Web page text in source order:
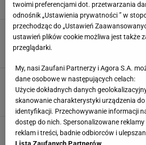
Zespół Avanti24,4 LISTOPADA
Przemiana Eweliny krok
sesji metamorfozy
Naturalnie, a jednak z
koloryzacja jest hitem lata
MATERIAŁ PROMOCYJNY
Licytuj i pomagaj!
voucher na 2000 zł
twoimi preferencjami dot. przetwarzania
odnośnik „Ustawienia prywatności ” w
przechodząc do „Ustawień
ustawień plików cookie możliwa jest także
przeglądarki.
My, nasi Zaufani Partnerzy i Agora S.A.
dane osobowe w następujących celach:
Użycie dokładnych danych
skanowanie charakterystyki urządzenia do
identyfikacji. Przechowywanie informacji
dostęp do nich. Spersonalizowane
reklam i treści, badnie odbiorców i